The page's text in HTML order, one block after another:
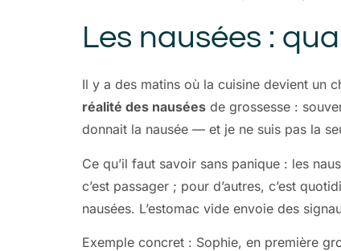
Les nausées :
Il y a des matins où la cuisine devient un
réalité des nausées de grossesse :
donnait la nausée — et je ne suis pas la
Ce qu’il faut savoir sans panique : les
c’est passager ; pour d’autres, c’est
nausées. L’estomac vide envoie des
Exemple concret : Sophie, en première